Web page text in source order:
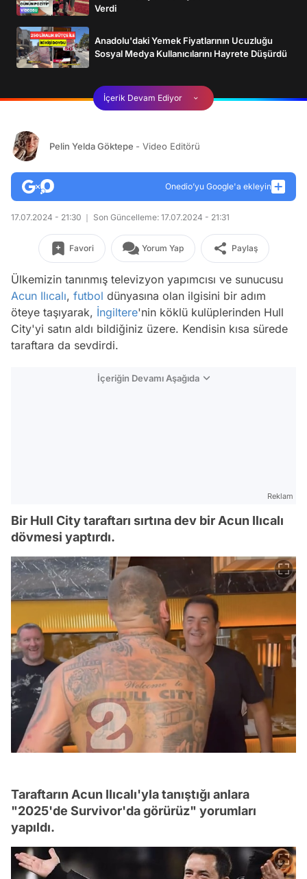
Verdi
Anadolu'daki Yemek Fiyatlarının Ucuzluğu
Sosyal Medya Kullanıcılarını Hayrete Düşürdü
İçerik Devam Ediyor
Pelin Yelda Göktepe - Video Editörü
Onedio’yu Google'a ekleyin
17.07.2024 - 21:30 Son Güncelleme: 17.07.2024 - 21:31
Favori Yorum Yap Paylaş
Ülkemizin tanınmış televizyon yapımcısı ve sunucusu
Acun Ilıcalı, futbol dünyasına olan ilgisini bir adım
öteye taşıyarak, İngiltere'nin köklü kulüplerinden Hull
City'yi satın aldı bildiğiniz üzere. Kendisin kısa sürede
taraftara da sevdirdi.
İçeriğin Devamı Aşağıda
Reklam
Bir Hull City taraftarı sırtına dev bir Acun Ilıcalı
dövmesi yaptırdı.
Taraftarın Acun Ilıcalı'yla tanıştığı anlara
"2025'de Survivor'da görürüz" yorumları
yapıldı.